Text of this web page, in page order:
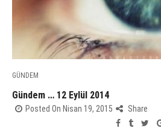
GÜNDEM
Gündem … 12 Eylül 2014
Posted On Nisan 19, 2015 Share